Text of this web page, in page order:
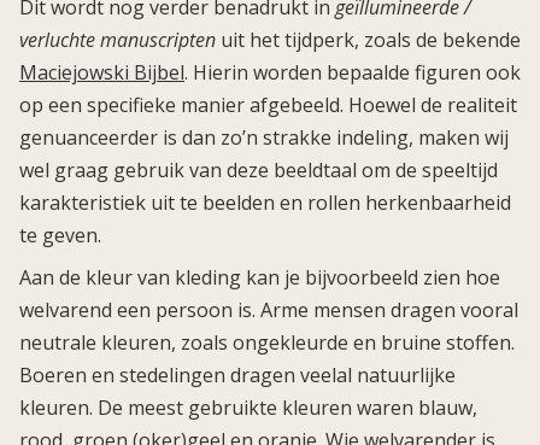
Dit wordt nog verder benadrukt in geïllumineerde /
verluchte manuscripten uit het tijdperk, zoals de bekende
Maciejowski Bijbel. Hierin worden bepaalde figuren ook
op een specifieke manier afgebeeld. Hoewel de realiteit
genuanceerder is dan zo’n strakke indeling, maken wij
wel graag gebruik van deze beeldtaal om de speeltijd
karakteristiek uit te beelden en rollen herkenbaarheid
te geven.
Aan de kleur van kleding kan je bijvoorbeeld zien hoe
welvarend een persoon is. Arme mensen dragen vooral
neutrale kleuren, zoals ongekleurde en bruine stoffen.
Boeren en stedelingen dragen veelal natuurlijke
kleuren. De meest gebruikte kleuren waren blauw,